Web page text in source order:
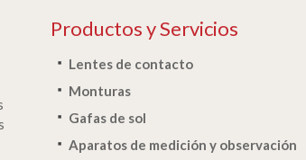
Productos y Servicios
Lentes de contacto
Monturas
Gafas de sol
Aparatos de medición y observación